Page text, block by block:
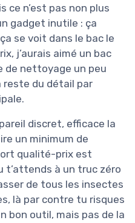
ce n’est pas non plus
gadget inutile : ça
se voit dans le bac le
j’aurais aimé un bac
de nettoyage un peu
reste du détail par
discret, efficace la
un minimum de
qualité-prix est
t’attends à un truc zéro
de tous les insectes
là par contre tu risques
bon outil, mais pas de la